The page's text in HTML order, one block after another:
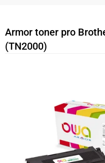
Armor toner pro
(TN2000)